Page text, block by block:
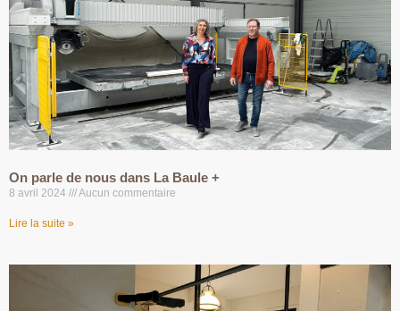
On parle de nous dans La Baule +
8 avril 2024 Aucun commentaire
Lire la suite »